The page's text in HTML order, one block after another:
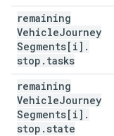
remaining
VehicleJourney
Segments[i] .
stop . tasks
remaining
VehicleJourney
Segments[i] .
stop . state